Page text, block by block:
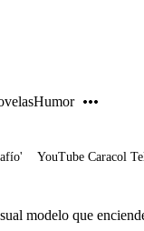
Humor
YouTube Caracol
modelo que